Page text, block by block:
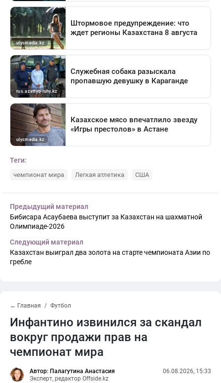
Теги:
чемпионат мира Легкая атлетика США
Предыдущий материал
Бибисара Асаубаева выступит за Казахстан на шахматной
Олимпиаде-2026
Следующий материал
Казахстан выиграл два золота на старте чемпионата Азии по
гребле
← Главная Футбол
Инфантино извинился за скандал
вокруг продажи прав на
чемпионат мира
Автор: Палагутина Анастасия
Эксперт, редактор Offside.kz
06.08.2026, 15:33